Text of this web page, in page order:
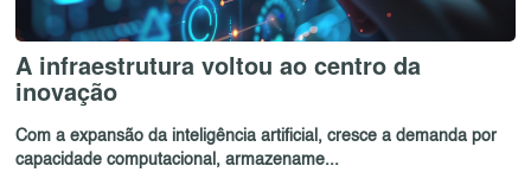
A infraestrutura voltou ao centro da
inovação
Com a expansão da inteligência artificial, cresce a demanda por
capacidade computacional, armazename...